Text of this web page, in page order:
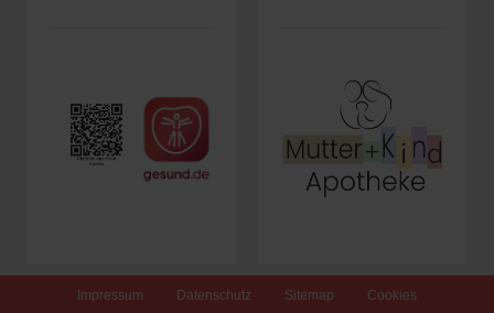
Impressum Datenschutz Sitemap Cookies